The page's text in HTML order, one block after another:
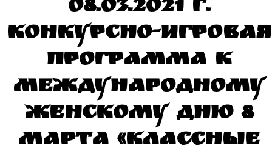
08.03.2021 г.
Конкурсно-игровая
программа к
международному
женскому Дню 8
марта «Классные